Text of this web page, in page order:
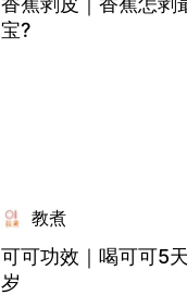
宝?
教煮
可可功效｜喝可可5
岁